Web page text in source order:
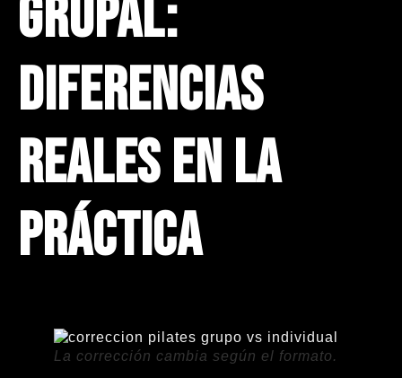
grupal:
diferencias
reales en la
práctica
La corrección cambia según el formato.